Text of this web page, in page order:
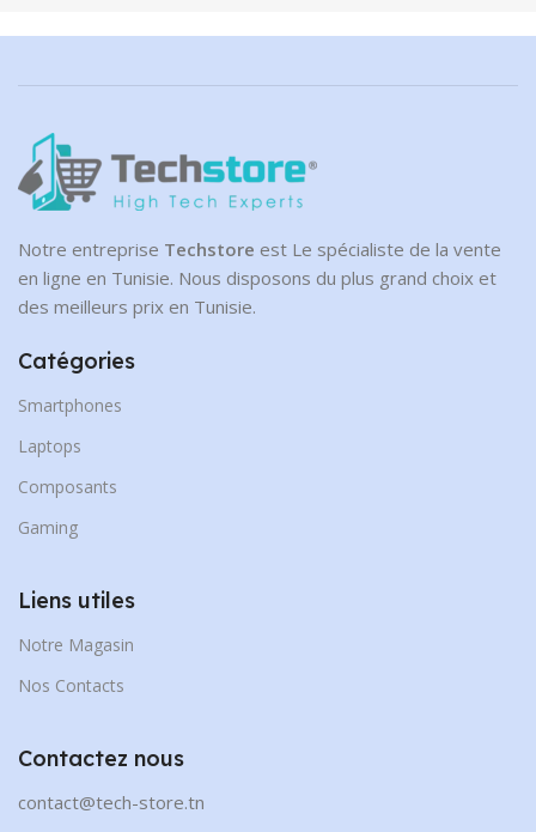
Notre entreprise Techstore est Le spécialiste de la vente
en ligne en Tunisie. Nous disposons du plus grand choix et
des meilleurs prix en Tunisie.
Catégories
Smartphones
Laptops
Composants
Gaming
Liens utiles
Notre Magasin
Nos Contacts
Contactez nous
contact@tech-store.tn